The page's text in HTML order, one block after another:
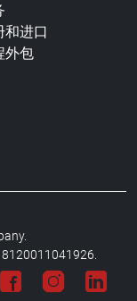
和进口
外包